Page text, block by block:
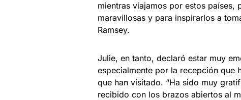
mientras viajamos por estos países,
maravillosas y para inspirarlos a
Ramsey.
Julie, en tanto, declaró estar muy
especialmente por la recepción que
que han visitado. “Ha sido muy
recibido con los brazos abiertos al